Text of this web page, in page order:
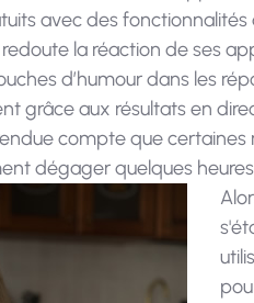
avec des fonctionnalités
la réaction de ses
d’humour dans les
grâce aux résultats en
compte que
dégager quelques